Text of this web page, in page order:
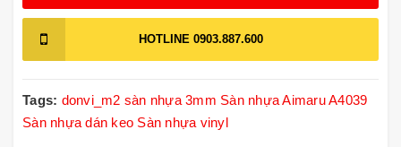
HOTLINE 0903.887.600
Tags: donvi_m2 sàn nhựa 3mm Sàn nhựa Aimaru A4039
Sàn nhựa dán keo Sàn nhựa vinyl